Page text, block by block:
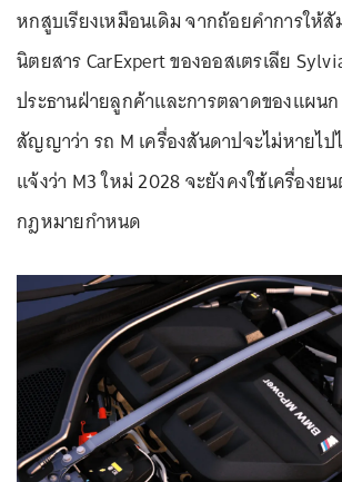
หกสูบเรียงเหมือนเดิม จากถ้อยคำการให้
นิตยสาร CarExpert ของออสเตรเลีย
ประธานฝ่ายลูกค้าและการตลาดของแผน
สัญญาว่า รถ M เครื่องสันดาปจะไม่หายไป
แจ้งว่า M3 ใหม่ 2028 จะยังคงใช้เครื่องย
กฎหมายกำหนด